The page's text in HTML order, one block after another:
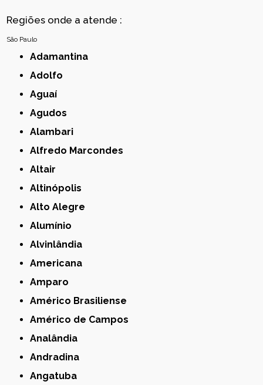
Regiões onde a atende :
São Paulo
Adamantina
Adolfo
Aguaí
Agudos
Alambari
Alfredo Marcondes
Altair
Altinópolis
Alto Alegre
Alumínio
Alvinlândia
Americana
Amparo
Américo Brasiliense
Américo de Campos
Analândia
Andradina
Angatuba